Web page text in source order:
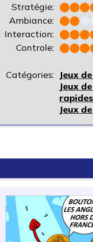
Stratégie: ⬤⬤⬤
Ambiance: ⬤⬤
Interaction: ⬤⬤⬤
Controle: ⬤⬤⬤
Catégories:
Jeux
Jeux
rapides
Jeux